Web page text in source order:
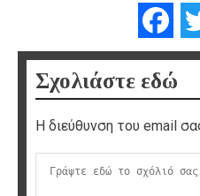
Σχολιάστε εδώ
Η διεύθυνση του email